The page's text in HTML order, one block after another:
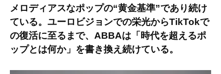
g
a
s
h
i
コ
メ
ン
ト
メロディアスなポップの“黄金基準”であり続け
ている。ユーロビジョンでの栄光からTikTokで
の復活に至るまで、ABBAは「時代を超えるポ
ップとは何か」を書き換え続けている。